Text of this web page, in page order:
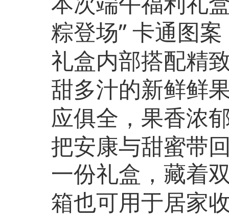
粽登场” 卡通图
礼盒内部搭配精
甜多汁的新鲜鲜
应俱全，果香浓
把安康与甜蜜带
一份礼盒，藏着
箱也可用于居家